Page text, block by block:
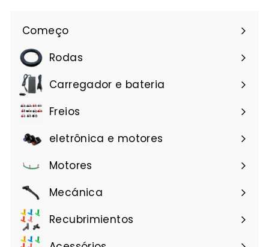
6
Começo
Rodas
Carregador e bateria
Freios
eletrônica e motores
Motores
Mecánica
Recubrimientos